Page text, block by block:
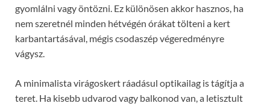
gyomlálni vagy öntözni. Ez különösen akkor hasznos, ha
nem szeretnél minden hétvégén órákat tölteni a kert
karbantartásával, mégis csodaszép végeredményre
vágysz.
A minimalista virágoskert ráadásul optikailag is tágítja a
teret. Ha kisebb udvarod vagy balkonod van, a letisztult